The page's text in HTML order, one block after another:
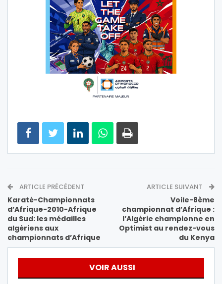
ARTICLE PRÉCÉDENT
Karaté-Championnats
d’Afrique-2010-Afrique
du Sud: les médailles
algériens aux
championnats d’Afrique
ARTICLE SUIVANT
Voile-8ème
championnat d’Afrique :
l’Algérie championne en
Optimist au rendez-vous
du Kenya
VOIR AUSSI